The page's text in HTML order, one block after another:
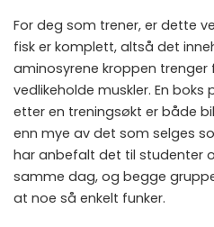
For deg som trener, er dette
fisk er komplett, altså det
aminosyrene kroppen
vedlikeholde muskler. En
etter en treningsøkt er både
enn mye av det som selges
har anbefalt det til studenter
samme dag, og begge
at noe så enkelt funker.